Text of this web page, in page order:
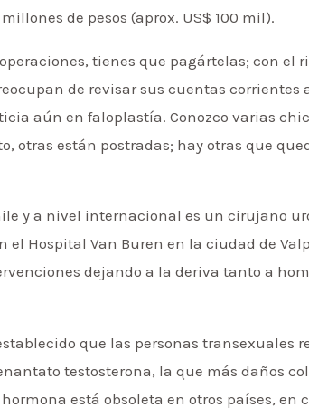
de pesos (aprox. US$ 100 mil).
tienes que pagártelas; con el
de revisar sus cuentas corrientes
aún en faloplastía. Conozco varias
otras están postradas; hay otras que
y a nivel internacional es un cirujano
el Hospital Van Buren en la ciudad de
dejando a la deriva tanto a
que las personas transexuales
testosterona, la que más daños
está obsoleta en otros países, en